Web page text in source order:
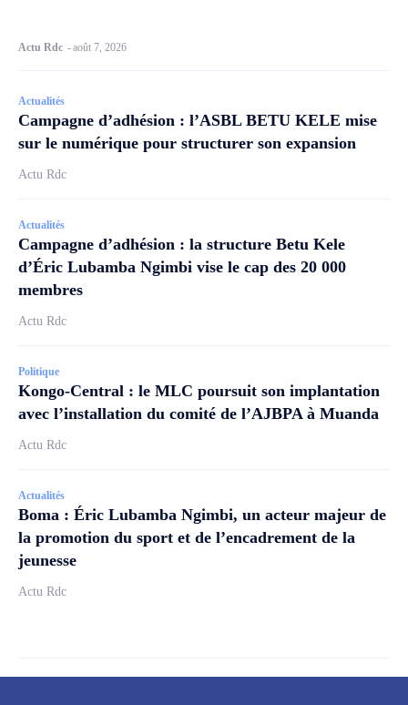
Actu Rdc -août 7, 2026
Actualités
Campagne d’adhésion : l’ASBL BETU KELE mise
sur le numérique pour structurer son expansion
Actu Rdc
Actualités
Campagne d’adhésion : la structure Betu Kele
d’Éric Lubamba Ngimbi vise le cap des 20 000
membres
Actu Rdc
Politique
Kongo-Central : le MLC poursuit son implantation
avec l’installation du comité de l’AJBPA à Muanda
Actu Rdc
Actualités
Boma : Éric Lubamba Ngimbi, un acteur majeur de
la promotion du sport et de l’encadrement de la
jeunesse
Actu Rdc